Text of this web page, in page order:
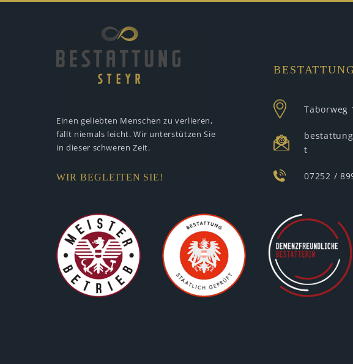
Einen geliebten Menschen zu verlieren,
fällt niemals leicht. Wir unterstützen Sie
in dieser schweren Zeit.
WIR BEGLEITEN SIE!
Taborweg
t
07252 /